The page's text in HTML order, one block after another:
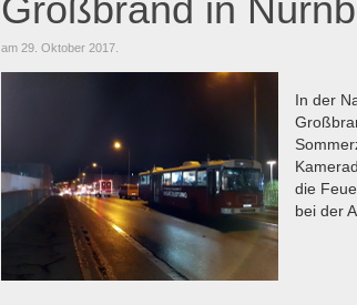
Großbrand in
am 29. Oktober 2017
In der
die
bei der